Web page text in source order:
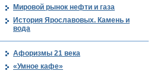
Мировой рынок нефти и газа
История Ярославовых. Камень и
вода
Афоризмы 21 века
«Умное кафе»